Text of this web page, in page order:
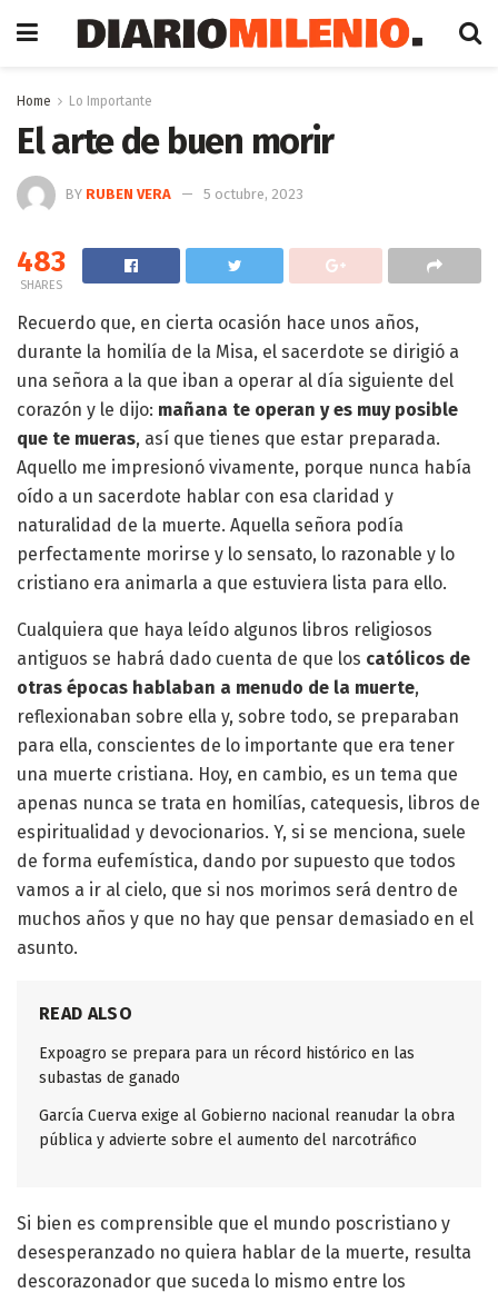
Home Lo Importante
El arte de buen morir
BY RUBEN VERA 5 octubre, 2023
483
SHARES
Recuerdo que, en cierta ocasión hace unos años,
durante la homilía de la Misa, el sacerdote se dirigió a
una señora a la que iban a operar al día siguiente del
corazón y le dijo: mañana te operan y es muy posible
que te mueras, así que tienes que estar preparada.
Aquello me impresionó vivamente, porque nunca había
oído a un sacerdote hablar con esa claridad y
naturalidad de la muerte. Aquella señora podía
perfectamente morirse y lo sensato, lo razonable y lo
cristiano era animarla a que estuviera lista para ello.
Cualquiera que haya leído algunos libros religiosos
antiguos se habrá dado cuenta de que los católicos de
otras épocas hablaban a menudo de la muerte,
reflexionaban sobre ella y, sobre todo, se preparaban
para ella, conscientes de lo importante que era tener
una muerte cristiana. Hoy, en cambio, es un tema que
apenas nunca se trata en homilías, catequesis, libros de
espiritualidad y devocionarios. Y, si se menciona, suele
de forma eufemística, dando por supuesto que todos
vamos a ir al cielo, que si nos morimos será dentro de
muchos años y que no hay que pensar demasiado en el
asunto.
READ ALSO
Expoagro se prepara para un récord histórico en las
subastas de ganado
García Cuerva exige al Gobierno nacional reanudar la obra
pública y advierte sobre el aumento del narcotráfico
Si bien es comprensible que el mundo poscristiano y
desesperanzado no quiera hablar de la muerte, resulta
descorazonador que suceda lo mismo entre los